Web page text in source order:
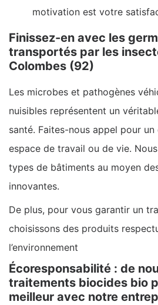
motivation est votre
Finissez-en avec les
transportés par les
Colombes (92)
Les microbes et pathogènes
nuisibles représentent un
santé. Faites-nous appel pour
espace de travail ou de vie.
types de bâtiments au moyen
innovantes.
De plus, pour vous garantir un
choisissons des produits
l’environnement
Écoresponsabilité : de
traitements biocides bio
meilleur avec notre